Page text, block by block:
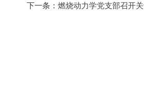
下一条： 燃烧动力学党支部召开